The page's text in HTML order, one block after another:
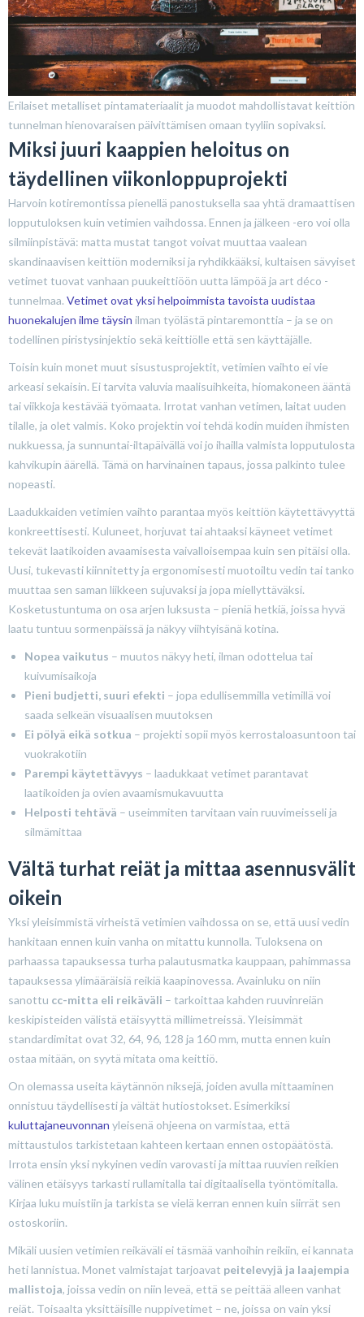
Erilaiset metalliset pintamateriaalit ja muodot mahdollistavat keittiön
tunnelman hienovaraisen päivittämisen omaan tyyliin sopivaksi.
Miksi juuri kaappien heloitus on
täydellinen viikonloppuprojekti
Harvoin kotiremontissa pienellä panostuksella saa yhtä dramaattisen
lopputuloksen kuin vetimien vaihdossa. Ennen ja jälkeen -ero voi olla
silmiinpistävä: matta mustat tangot voivat muuttaa vaalean
skandinaavisen keittiön moderniksi ja ryhdikkääksi, kultaisen sävyiset
vetimet tuovat vanhaan puukeittiöön uutta lämpöä ja art déco -
tunnelmaa. Vetimet ovat yksi helpoimmista tavoista uudistaa
huonekalujen ilme täysin ilman työlästä pintaremonttia – ja se on
todellinen piristysinjektio sekä keittiölle että sen käyttäjälle.
Toisin kuin monet muut sisustusprojektit, vetimien vaihto ei vie
arkeasi sekaisin. Ei tarvita valuvia maalisuihkeita, hiomakoneen ääntä
tai viikkoja kestävää työmaata. Irrotat vanhan vetimen, laitat uuden
tilalle, ja olet valmis. Koko projektin voi tehdä kodin muiden ihmisten
nukkuessa, ja sunnuntai-iltapäivällä voi jo ihailla valmista lopputulosta
kahvikupin äärellä. Tämä on harvinainen tapaus, jossa palkinto tulee
nopeasti.
Laadukkaiden vetimien vaihto parantaa myös keittiön käytettävyyttä
konkreettisesti. Kuluneet, horjuvat tai ahtaaksi käyneet vetimet
tekevät laatikoiden avaamisesta vaivalloisempaa kuin sen pitäisi olla.
Uusi, tukevasti kiinnitetty ja ergonomisesti muotoiltu vedin tai tanko
muuttaa sen saman liikkeen sujuvaksi ja jopa miellyttäväksi.
Kosketustuntuma on osa arjen luksusta – pieniä hetkiä, joissa hyvä
laatu tuntuu sormenpäissä ja näkyy viihtyisänä kotina.
Nopea vaikutus – muutos näkyy heti, ilman odottelua tai
kuivumisaikoja
Pieni budjetti, suuri efekti – jopa edullisemmilla vetimillä voi
saada selkeän visuaalisen muutoksen
Ei pölyä eikä sotkua – projekti sopii myös kerrostaloasuntoon tai
vuokrakotiin
Parempi käytettävyys – laadukkaat vetimet parantavat
laatikoiden ja ovien avaamismukavuutta
Helposti tehtävä – useimmiten tarvitaan vain ruuvimeisseli ja
silmämittaa
Vältä turhat reiät ja mittaa asennusvälit
oikein
Yksi yleisimmistä virheistä vetimien vaihdossa on se, että uusi vedin
hankitaan ennen kuin vanha on mitattu kunnolla. Tuloksena on
parhaassa tapauksessa turha palautusmatka kauppaan, pahimmassa
tapauksessa ylimääräisiä reikiä kaapinovessa. Avainluku on niin
sanottu cc-mitta eli reikäväli – tarkoittaa kahden ruuvinreiän
keskipisteiden välistä etäisyyttä millimetreissä. Yleisimmät
standardimitat ovat 32, 64, 96, 128 ja 160 mm, mutta ennen kuin
ostaa mitään, on syytä mitata oma keittiö.
On olemassa useita käytännön niksejä, joiden avulla mittaaminen
onnistuu täydellisesti ja vältät hutiostokset. Esimerkiksi
kuluttajaneuvonnan yleisenä ohjeena on varmistaa, että
mittaustulos tarkistetaan kahteen kertaan ennen ostopäätöstä.
Irrota ensin yksi nykyinen vedin varovasti ja mittaa ruuvien reikien
välinen etäisyys tarkasti rullamitalla tai digitaalisella työntömitalla.
Kirjaa luku muistiin ja tarkista se vielä kerran ennen kuin siirrät sen
ostoskoriin.
Mikäli uusien vetimien reikäväli ei täsmää vanhoihin reikiin, ei kannata
heti lannistua. Monet valmistajat tarjoavat peitelevyjä ja laajempia
mallistoja, joissa vedin on niin leveä, että se peittää alleen vanhat
reiät. Toisaalta yksittäisille nuppivetimet – ne, joissa on vain yksi